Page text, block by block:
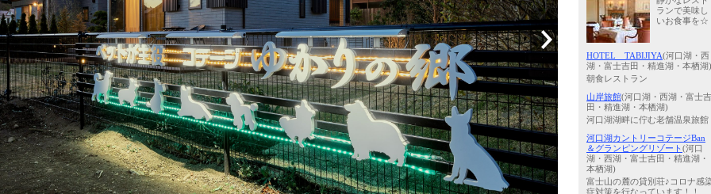
ランで美味し
いお食事を☆
HOTEL TABIJIYA(河口湖・西
湖・富士吉田・精進湖・本栖湖)
朝食レストラン
山岸旅館(河口湖・西湖・富士吉
田・精進湖・本栖湖)
河口湖湖畔に佇む老舗温泉旅館
河口湖カントリーコテージBan
＆グランピングリゾート(河口
湖・西湖・富士吉田・精進湖・
本栖湖)
富士山の麓の貸別荘♪コロナ感
症対策を行なっています！！